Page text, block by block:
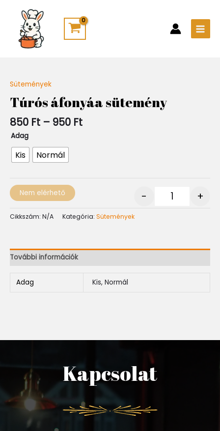
content
Sütemények
Túrós áfonyáa sütemény
850 Ft – 950 Ft
850 Ft
-
950 Ft
Adag
Kis Normál
- +
Nem elérhető
Cikkszám: N/A Kategória: Sütemények
További információk
Adag Kis, Normál
Kapcsolat